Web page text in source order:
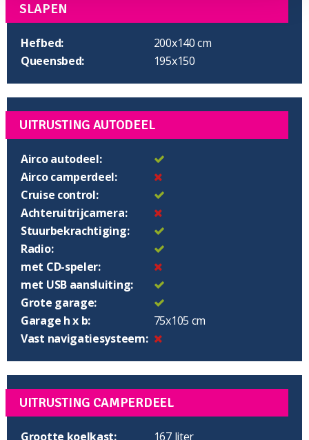
SLAPEN
Hefbed:
200x140 cm
Queensbed:
195x150
UITRUSTING AUTODEEL
Airco autodeel:
Airco camperdeel:
Cruise control:
Achteruitrijcamera:
Stuurbekrachtiging:
Radio:
met CD-speler:
met USB aansluiting:
Grote garage:
Garage h x b:
75x105 cm
Vast navigatiesysteem:
UITRUSTING CAMPERDEEL
Grootte koelkast: 167 liter